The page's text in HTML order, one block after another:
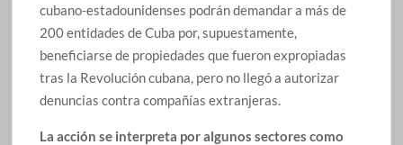
cubano-estadounidenses podrán demandar a más de
200 entidades de Cuba por, supuestamente,
beneficiarse de propiedades que fueron expropiadas
tras la Revolución cubana, pero no llegó a autorizar
denuncias contra compañías extranjeras.
La acción se interpreta por algunos sectores como